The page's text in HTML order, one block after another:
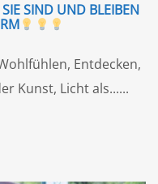
SIND UND BLEIBEN
Entdecken,
Kunst, Licht als...